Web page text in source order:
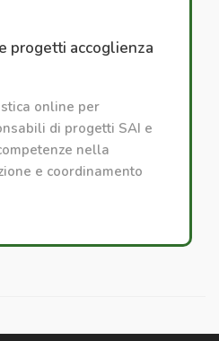
progetti accoglienza
online per
di progetti SAI e
nella
e coordinamento